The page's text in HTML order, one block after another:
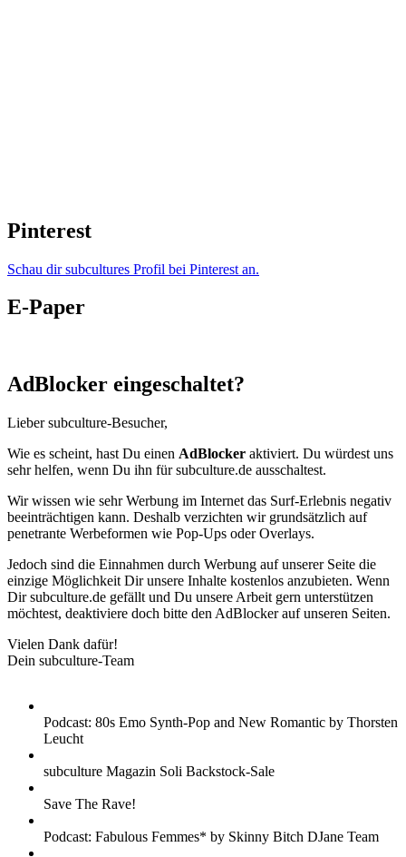
Pinterest
Schau dir subcultures Profil bei Pinterest an.
E-Paper
AdBlocker eingeschaltet?
Lieber subculture-Besucher,
Wie es scheint, hast Du einen AdBlocker aktiviert. Du würdest uns
sehr helfen, wenn Du ihn für subculture.de ausschaltest.
Wir wissen wie sehr Werbung im Internet das Surf-Erlebnis negativ
beeinträchtigen kann. Deshalb verzichten wir grundsätzlich auf
penetrante Werbeformen wie Pop-Ups oder Overlays.
Jedoch sind die Einnahmen durch Werbung auf unserer Seite die
einzige Möglichkeit Dir unsere Inhalte kostenlos anzubieten. Wenn
Dir subculture.de gefällt und Du unsere Arbeit gern unterstützen
möchtest, deaktiviere doch bitte den AdBlocker auf unseren Seiten.
Vielen Dank dafür!
Dein subculture-Team
Podcast: 80s Emo Synth-Pop and New Romantic by Thorsten
Leucht
subculture Magazin Soli Backstock-Sale
Save The Rave!
Podcast: Fabulous Femmes* by Skinny Bitch DJane Team